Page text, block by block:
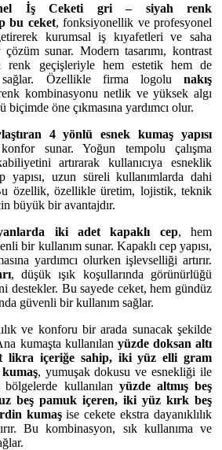
İş Ceketi gri – siyah renk
bu ceket, fonksiyonellik ve profesyonel
kurumsal iş kıyafetleri ve saha
sunar. Modern tasarımı, kontrast
renk geçişleriyle hem estetik hem de
Özellikle firma logolu nakış
kombinasyonu netlik ve yüksek algı
biçimde öne çıkmasına yardımcı olur.
4 yönlü esnek kumaş yapısı
sunar. Yoğun tempolu çalışma
artırarak kullanıcıya esneklik
yapısı, uzun süreli kullanımlarda dahi
özellik, özellikle üretim, lojistik, teknik
büyük bir avantajdır.
iki adet kapaklı cep, hem
bir kullanım sunar. Kapaklı cep yapısı,
yardımcı olurken işlevselliği artırır.
, düşük ışık koşullarında görünürlüğü
destekler. Bu sayede ceket, hem gündüz
güvenli bir kullanım sağlar.
ve konforu bir arada sunacak şekilde
kumaşta kullanılan yüzde doksan altı
likra içeriğe sahip, iki yüz elli gram
kumaş, yumuşak dokusu ve esnekliği ile
kullanılan yüzde altmış beş
beş pamuk içeren, iki yüz kırk beş
kumaşise cekete ekstra dayanıklılık
Bu kombinasyon, sık kullanıma ve